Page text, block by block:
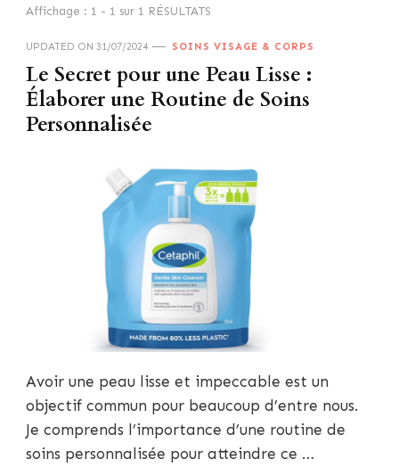
Affichage : 1 - 1 sur 1 RÉSULTATS
UPDATED ON 31/07/2024 SOINS VISAGE & CORPS
Le Secret pour une Peau Lisse :
Élaborer une Routine de Soins
Personnalisée
Avoir une peau lisse et impeccable est un
objectif commun pour beaucoup d’entre nous.
Je comprends l’importance d’une routine de
soins personnalisée pour atteindre ce …